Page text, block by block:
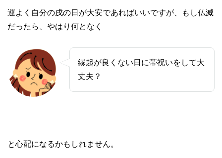
運よく自分の戌の日が大安であればいいですが、もし仏滅
だったら、やはり何となく
縁起が良くない日に帯祝いをして大
丈夫？
と心配になるかもしれません。